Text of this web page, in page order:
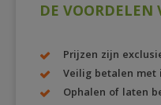
DE
Prijzen zijn
Veilig betalen met
Ophalen of laten